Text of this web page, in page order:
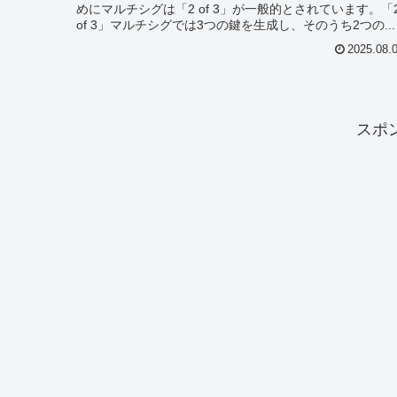
めにマルチシグは「2 of 3」が一般的とされています。「
of 3」マルチシグでは3つの鍵を生成し、そのうち2つの...
スポ